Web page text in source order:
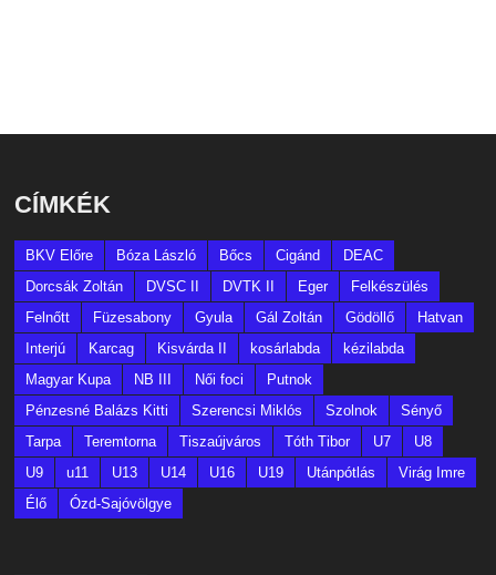
CÍMKÉK
BKV Előre Bóza László Bőcs Cigánd
DEAC
Dorcsák Zoltán
DVSC II DVTK II Eger
Felkészülés
Felnőtt
Füzesabony Gyula Gál Zoltán Gödöllő
Hatvan
Interjú
Karcag Kisvárda II kosárlabda
kézilabda
Magyar Kupa
NB III Női foci
Putnok
Pénzesné Balázs Kitti
Szerencsi Miklós Szolnok
Sényő
Tarpa
Teremtorna Tiszaújváros Tóth Tibor U7
U8
U9
u11 U13 U14 U16 U19 Utánpótlás
Virág Imre
Élő
Ózd-Sajóvölgye